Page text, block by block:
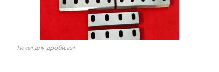
Ножи для дробилки